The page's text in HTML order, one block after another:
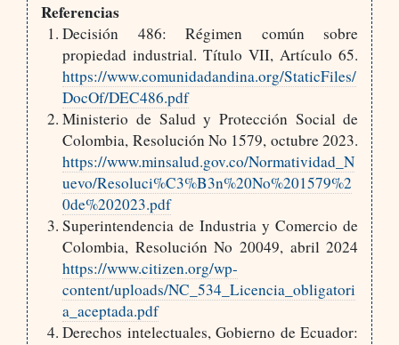
Referencias
Decisión 486: Régimen común sobre
propiedad industrial. Título VII, Artículo 65.
https://www.comunidadandina.org/StaticFiles/
DocOf/DEC486.pdf
Ministerio de Salud y Protección Social de
Colombia, Resolución No 1579, octubre 2023.
https://www.minsalud.gov.co/Normatividad_N
uevo/Resoluci%C3%B3n%20No%201579%2
0de%202023.pdf
Superintendencia de Industria y Comercio de
Colombia, Resolución No 20049, abril 2024
https://www.citizen.org/wp-
content/uploads/NC_534_Licencia_obligatori
a_aceptada.pdf
Derechos intelectuales, Gobierno de Ecuador: